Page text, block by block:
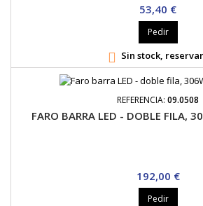
Precio
53,40 €
Pedir
 Sin stock, reservar
REFERENCIA: 09.0508
FARO BARRA LED - DOBLE FILA,
Precio
192,00 €
Pedir